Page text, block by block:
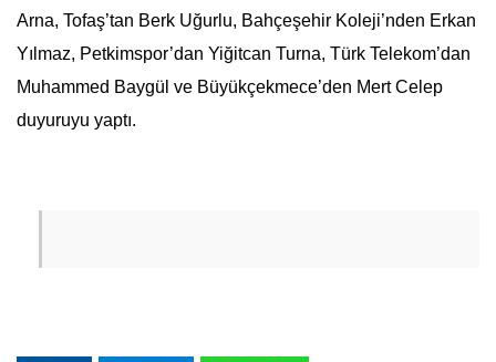
Arna, Tofaş’tan Berk Uğurlu, Bahçeşehir Koleji’nden Erkan
Yılmaz, Petkimspor’dan Yiğitcan Turna, Türk Telekom’dan
Muhammed Baygül ve Büyükçekmece’den Mert Celep
duyuruyu yaptı.